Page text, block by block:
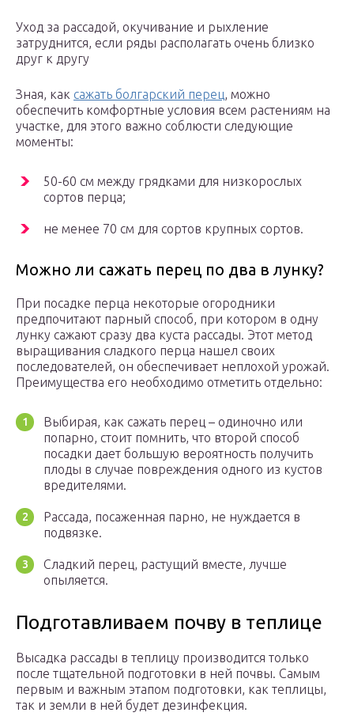
Уход за рассадой, окучивание и рыхление
затруднится, если ряды располагать очень близко
друг к другу
Зная, как сажать болгарский перец, можно
обеспечить комфортные условия всем растениям на
участке, для этого важно соблюсти следующие
моменты:
50-60 см между грядками для низкорослых
сортов перца;
не менее 70 см для сортов крупных сортов.
Можно ли сажать перец по два в лунку?
При посадке перца некоторые огородники
предпочитают парный способ, при котором в одну
лунку сажают сразу два куста рассады. Этот метод
выращивания сладкого перца нашел своих
последователей, он обеспечивает неплохой урожай.
Преимущества его необходимо отметить отдельно:
Выбирая, как сажать перец – одиночно или
попарно, стоит помнить, что второй способ
посадки дает большую вероятность получить
плоды в случае повреждения одного из кустов
вредителями.
Рассада, посаженная парно, не нуждается в
подвязке.
Сладкий перец, растущий вместе, лучше
опыляется.
Подготавливаем почву в теплице
Высадка рассады в теплицу производится только
после тщательной подготовки в ней почвы. Самым
первым и важным этапом подготовки, как теплицы,
так и земли в ней будет дезинфекция.